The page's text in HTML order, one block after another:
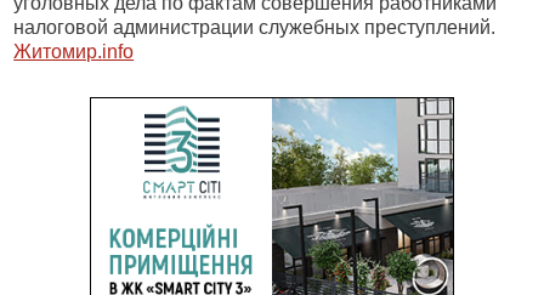
налоговой администрации служебных преступлений.
Житомир.info